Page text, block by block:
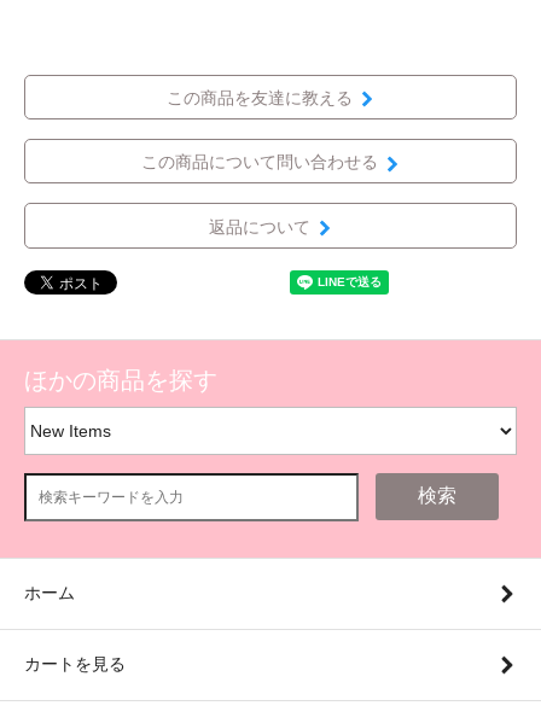
この商品を友達に教える
この商品について問い合わせる
返品について
ほかの商品を探す
検索
ホーム
カートを見る